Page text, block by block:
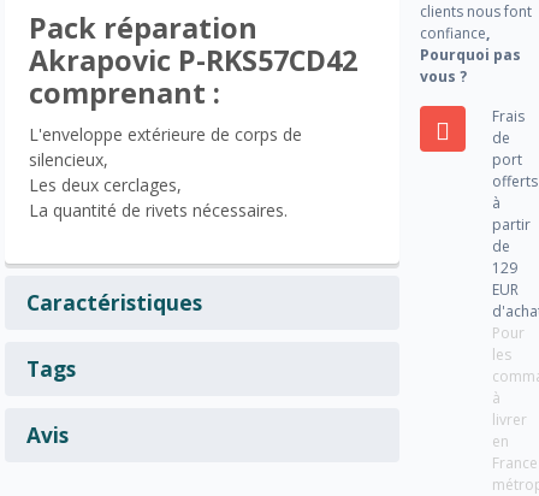
Pack réparation
Akrapovic P-RKS57CD42
comprenant :
L'enveloppe extérieure de corps de
silencieux,
Les deux cerclages,
La quantité de rivets nécessaires.
Caractéristiques
Tags
Avis
clients nous font
confiance,
Pourquoi pas
vous ?
Frais
de
port
offerts
à
partir
de
129
EUR
Pour
les
à
livrer
en
France